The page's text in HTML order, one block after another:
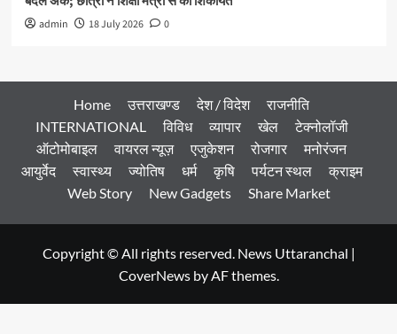
admin 18 July 2026 0
Home उत्तराखण्ड देश / विदेश
राजनीति
INTERNATIONAL
विविध व्यापार खेल
टेक्नोलॉजी
ऑटोमोबाइल
वायरल न्यूज़ एजुकेशन रोजगार
मनोरंजन
आयुर्वेद
स्वास्थ्य ज्योतिष धर्म कृषि पर्यटन स्थल
क्राइम
Web Story
New Gadgets Share Market
Copyright © All rights reserved. News Uttaranchal |
CoverNewsby AF themes.